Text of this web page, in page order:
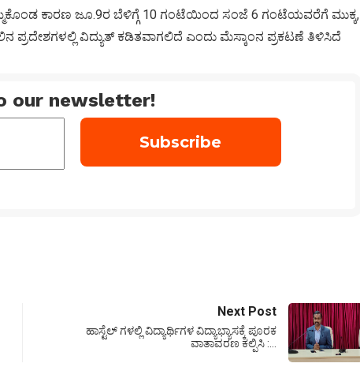
ಕಾರಣ ಜೂ.9ರ ಬೆಳಿಗ್ಗೆ 10 ಗಂಟೆಯಿಂದ ಸಂಜೆ 6 ಗಂಟೆಯವರೆಗೆ ಮುಕ್ಕ,
ಪ್ರದೇಶಗಳಲ್ಲಿ ವಿದ್ಯುತ್ ಕಡಿತವಾಗಲಿದೆ ಎಂದು ಮೆಸ್ಕಾಂನ ಪ್ರಕಟಣೆ ತಿಳಿಸಿದೆ
our newsletter!
Next Post
ಹಾಸ್ಟೆಲ್ ಗಳಲ್ಲಿ ವಿದ್ಯಾರ್ಥಿಗಳ ವಿದ್ಯಾಭ್ಯಾಸಕ್ಕೆ ಪೂರಕ
ವಾತಾವರಣ ಕಲ್ಪಿಸಿ :…